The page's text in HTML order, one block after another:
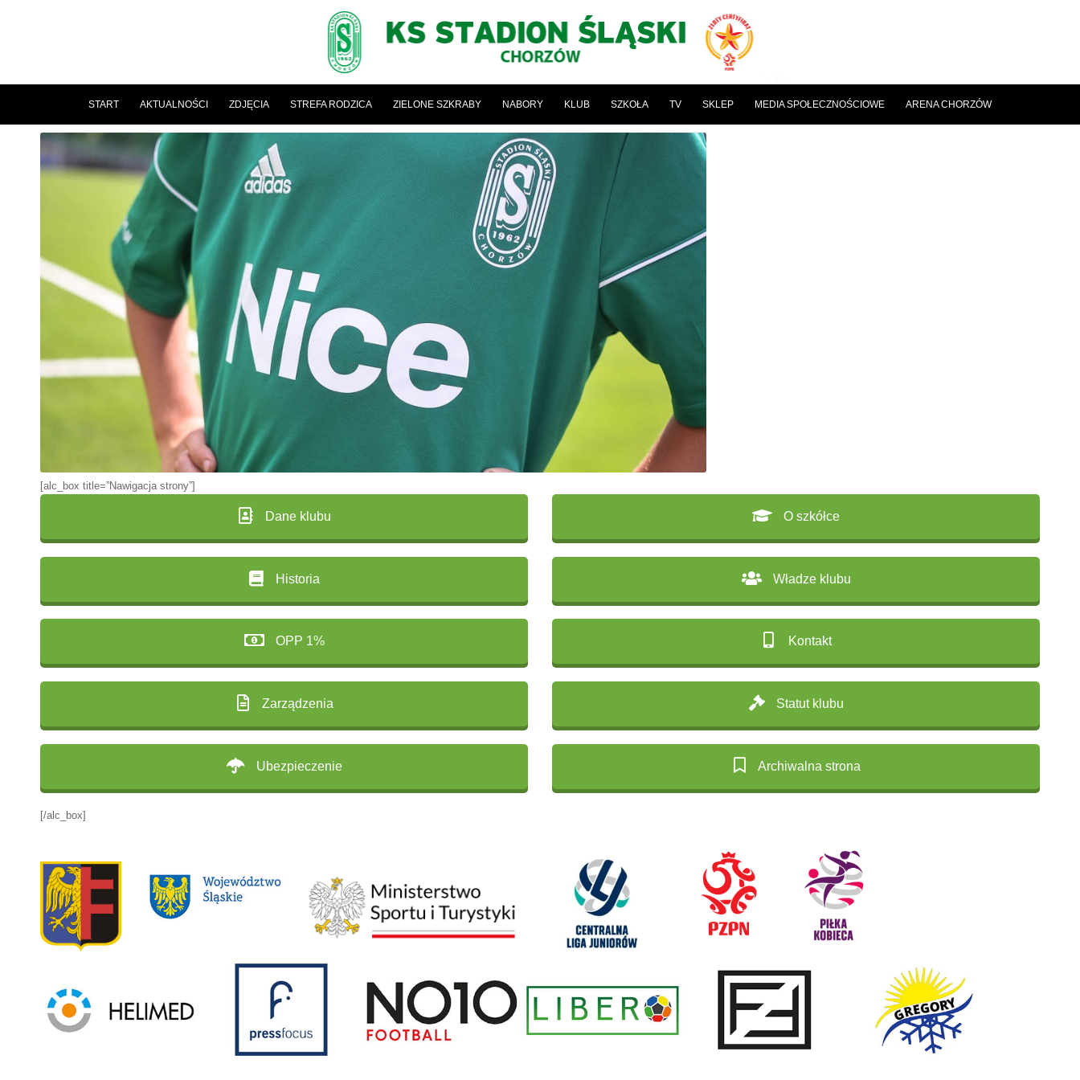
START AKTUALNOŚCI ZDJĘCIA STREFA RODZICA ZIELONE SZKRABY NABORY KLUB SZKOŁA TV SKLEP MEDIA SPOŁECZNOŚCIOWE ARENA CHORZÓW
[alc_box title=”Nawigacja strony”]
Dane klubu
Historia
OPP 1%
Zarządzenia
Ubezpieczenie
O szkółce
Władze klubu
Kontakt
Statut klubu
Archiwalna strona
[/alc_box]